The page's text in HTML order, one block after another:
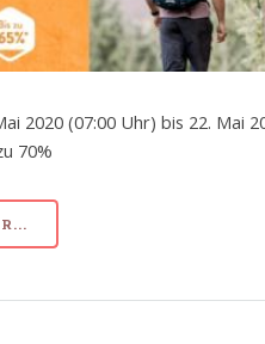
2020 (07:00 Uhr) bis 22. Mai
70%